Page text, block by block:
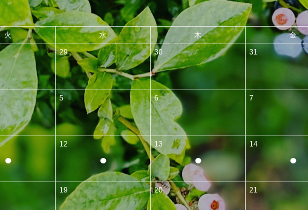
火 水 木 金
29 30 31
5 6 7
●
12
●
13
●
14
●
19 20 21